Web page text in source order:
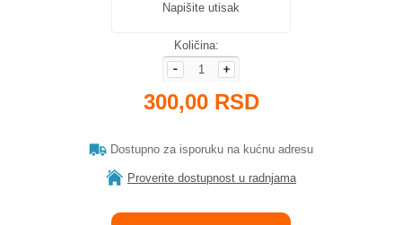
Napišite utisak
Količina:
300,00 RSD
Dostupno za isporuku na kućnu adresu
Proverite dostupnost u radnjama